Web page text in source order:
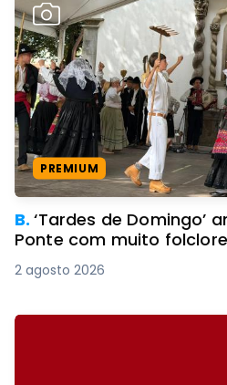
PREMIUM
B.‘Tardes de Domingo’
Ponte com muito folclore
2 agosto 2026